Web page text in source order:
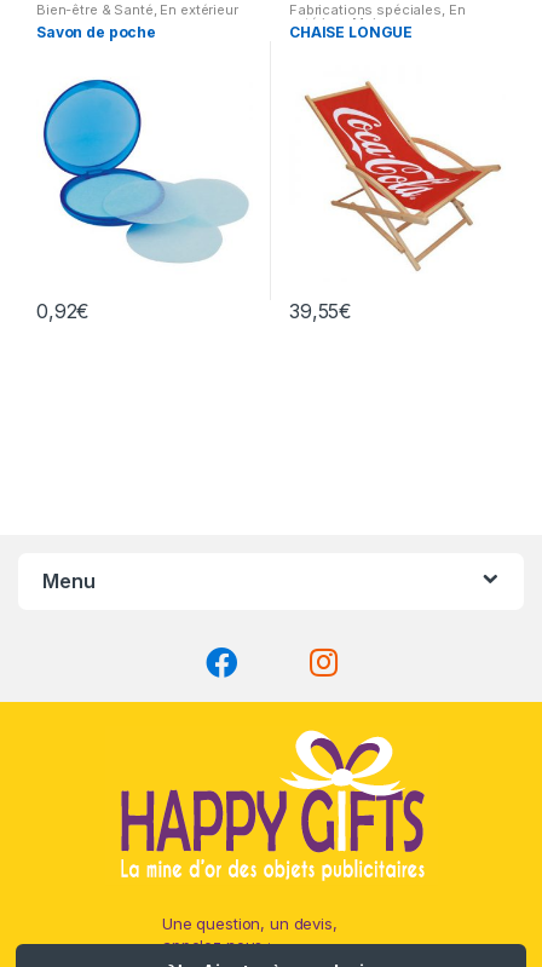
Bien-être & Santé, En extérieur
Savon de poche
0,92€
Fabrications spéciales, En
extérieur ,Maison
CHAISE LONGUE
39,55€
Menu
Une question, un devis,
appelez nous :